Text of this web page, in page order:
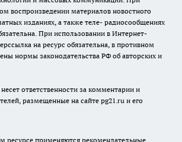
воспроизведении материалов новостного
изданиях, а также теле- радиосообщениях
При использовании в Интернет-
на ресурс обязательна, в противном
нормы законодательства РФ об авторских и
ответственности за комментарии и
размещенные на сайте pg21.ru и его
ресурсе применяются рекомендательные